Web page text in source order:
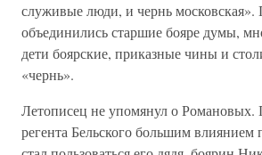
служивые люди, и чернь московская».
объединились старшие бояре думы,
дети боярские, приказные чины и
«чернь».
Летописец не упомянул о Романовых.
регента Бельского большим влиянием